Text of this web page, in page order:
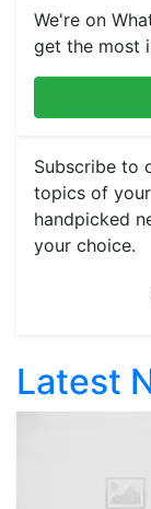
We're on
get the most
Subscribe to
topics of
handpicked
your choice.
Latest